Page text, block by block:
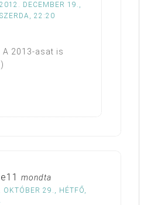
2012. DECEMBER 19.,
SZERDA, 22:20
2013-asat is
mondta
OKTÓBER 29., HÉTFŐ,